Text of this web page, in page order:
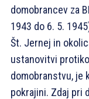
domobrancev za
1943 do 6. 5.
Št. Jernej in
ustanovitvi
domobranstvu, je
pokrajini. Zdaj pri